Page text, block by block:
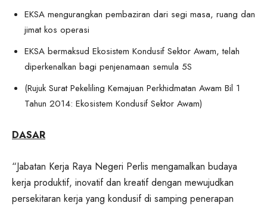
EKSA mengurangkan pembaziran dari segi masa, ruang dan
jimat kos operasi
EKSA bermaksud Ekosistem Kondusif Sektor Awam, telah
diperkenalkan bagi penjenamaan semula 5S
(Rujuk Surat Pekeliling Kemajuan Perkhidmatan Awam Bil 1
Tahun 2014: Ekosistem Kondusif Sektor Awam)
DASAR
“Jabatan Kerja Raya Negeri Perlis mengamalkan budaya
kerja produktif, inovatif dan kreatif dengan mewujudkan
persekitaran kerja yang kondusif di samping penerapan